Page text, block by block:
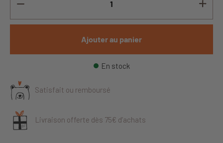
Ajouter au panier
En stock
Satisfait ou remboursé
Livraison offerte dès 75€ d’achats